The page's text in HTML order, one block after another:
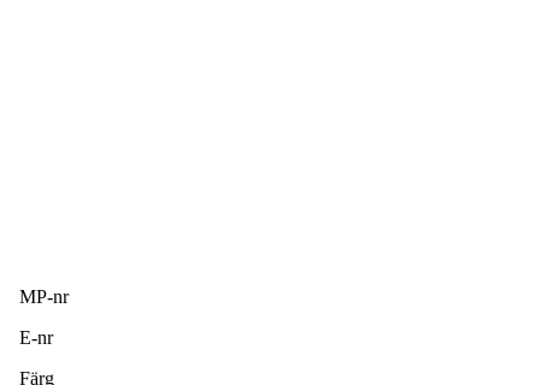
MP-nr
E-nr
Färg